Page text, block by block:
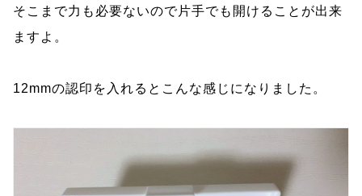
そこまで力も必要ないので片手でも開けることが出来
ますよ。
12mmの認印を入れるとこんな感じになりました。